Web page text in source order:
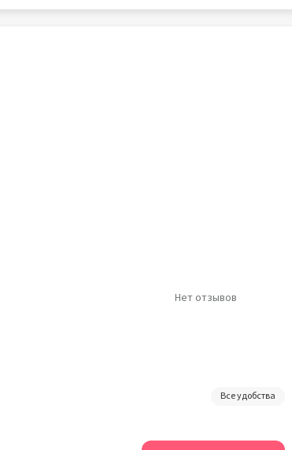
Нет отзывов
Все удобства